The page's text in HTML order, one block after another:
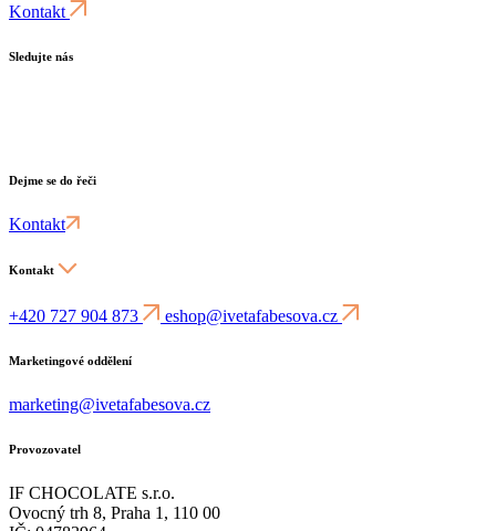
Kontakt
Sledujte nás
Dejme se do řeči
Kontakt
Kontakt
+420 727 904 873 eshop@ivetafabesova.cz
Marketingové oddělení
marketing@ivetafabesova.cz
Provozovatel
IF CHOCOLATE s.r.o.
Ovocný trh 8, Praha 1, 110 00